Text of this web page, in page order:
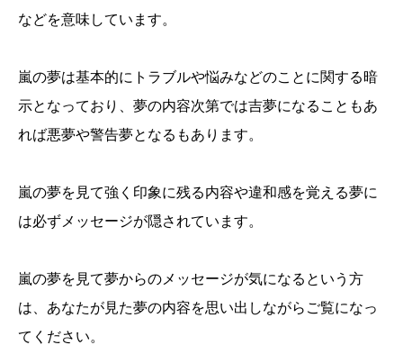
などを意味しています。
嵐の夢は基本的にトラブルや悩みなどのことに関する暗
示となっており、夢の内容次第では吉夢になることもあ
れば悪夢や警告夢となるもあります。
嵐の夢を見て強く印象に残る内容や違和感を覚える夢に
は必ずメッセージが隠されています。
嵐の夢を見て夢からのメッセージが気になるという方
は、あなたが見た夢の内容を思い出しながらご覧になっ
てください。